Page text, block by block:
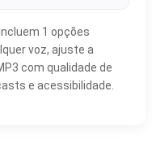
1 opções
voz, ajuste a
com qualidade de
e acessibilidade.